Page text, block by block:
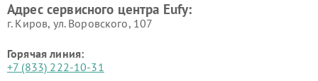
Адрес сервисного центра Eufy:
г. Киров, ул. Воровского, 107
Горячая линия:
+7 (833) 222-10-31